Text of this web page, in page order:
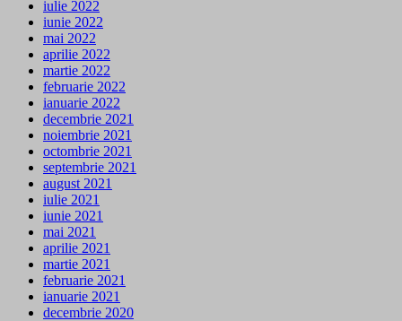
iulie 2022
iunie 2022
mai 2022
aprilie 2022
martie 2022
februarie 2022
ianuarie 2022
decembrie 2021
noiembrie 2021
octombrie 2021
septembrie 2021
august 2021
iulie 2021
iunie 2021
mai 2021
aprilie 2021
martie 2021
februarie 2021
ianuarie 2021
decembrie 2020